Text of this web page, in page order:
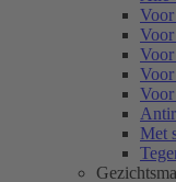
Voor
Met